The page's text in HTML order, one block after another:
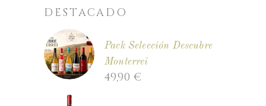
DESTACADO
Pack Selección Descubre
Monterrei
49,90 €